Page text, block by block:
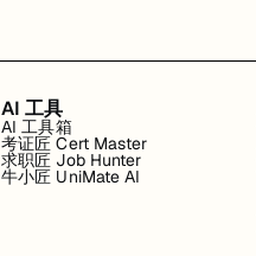
AI 工具
AI 工具箱
考证匠 Cert Master
求职匠 Job Hunter
牛小匠 UniMate AI